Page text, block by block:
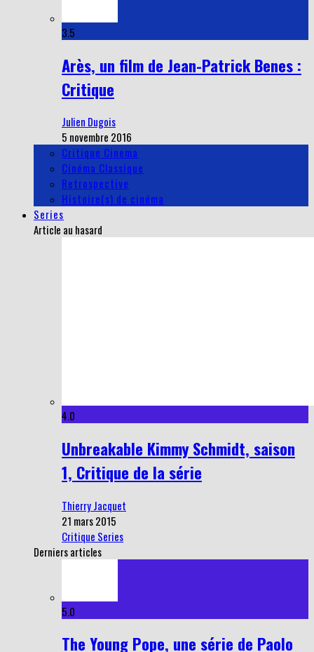
3.5
Arès, un film de Jean-Patrick Benes :
Critique
Julien Dugois
5 novembre 2016
Critique Cinema
Cinéma Classique
Retrospective
Histoire(s) de cinéma
Series
Article au hasard
4.0
Unbreakable Kimmy Schmidt, saison
1, Critique de la série
Thierry Jacquet
21 mars 2015
Critique Series
Derniers articles
5.0
The Young Pope, une série de Paolo